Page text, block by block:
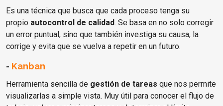
Es una técnica que busca que cada proceso tenga su
propio autocontrol de calidad. Se basa en no solo corregir
un error puntual, sino que también investiga su causa, la
corrige y evita que se vuelva a repetir en un futuro.
- Kanban
Herramienta sencilla de gestión de tareas que nos permite
visualizarlas a simple vista. Muy útil para conocer el flujo de